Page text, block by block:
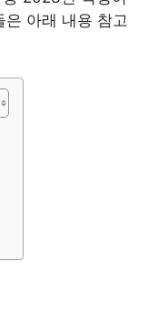
아래 내용 참고